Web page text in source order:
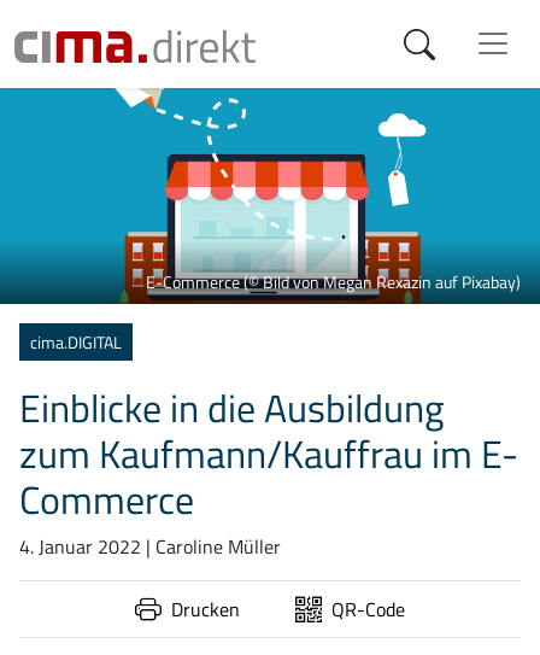
E-Commerce (© Bild von Megan Rexazin auf Pixabay)
Kategorien
cima.DIGITAL
Einblicke in die Ausbildung
zum Kaufmann/Kauffrau im E-
Commerce
4. Januar 2022 | Caroline Müller
Drucken QR-Code